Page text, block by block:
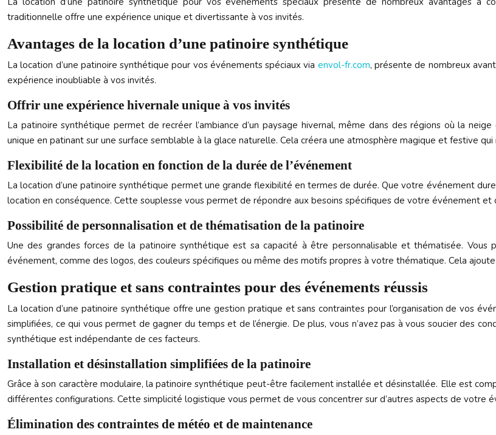
traditionnelle offre une expérience unique et divertissante à vos invités.
Avantages de la location d’une patinoire synthétique
La location d’une patinoire synthétique pour vos événements spéciaux via envol-fr.com, présente de nombreux
expérience inoubliable à vos invités.
Offrir une expérience hivernale unique à vos invités
La patinoire synthétique permet de recréer l’ambiance d’un paysage hivernal, même dans des régions où la
unique en patinant sur une surface semblable à la glace naturelle. Cela créera une atmosphère magique et festive
Flexibilité de la location en fonction de la durée de l’événement
La location d’une patinoire synthétique permet une grande flexibilité en termes de durée. Que votre événement
location en conséquence. Cette souplesse vous permet de répondre aux besoins spécifiques de votre événement
Possibilité de personnalisation et de thématisation de la patinoire
Une des grandes forces de la patinoire synthétique est sa capacité à être personnalisable et thématisée.
événement, comme des logos, des couleurs spécifiques ou même des motifs propres à votre thématique. Cela
Gestion pratique et sans contraintes pour des événements réussis
La location d’une patinoire synthétique offre une gestion pratique et sans contraintes pour l’organisation de vos
simplifiées, ce qui vous permet de gagner du temps et de l’énergie. De plus, vous n’avez pas à vous soucier des
synthétique est indépendante de ces facteurs.
Installation et désinstallation simplifiées de la patinoire
Grâce à son caractère modulaire, la patinoire synthétique peut-être facilement installée et désinstallée. Elle est
différentes configurations. Cette simplicité logistique vous permet de vous concentrer sur d’autres aspects de votre
Élimination des contraintes de météo et de maintenance